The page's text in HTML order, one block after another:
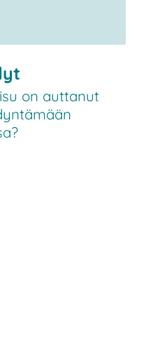
on auttanut